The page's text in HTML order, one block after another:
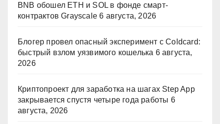
BNB обошел ETH и SOL в фонде смарт-
контрактов Grayscale 6 августа, 2026
Блогер провел опасный эксперимент с Coldcard:
быстрый взлом уязвимого кошелька 6 августа,
2026
Криптопроект для заработка на шагах Step App
закрывается спустя четыре года работы 6
августа, 2026